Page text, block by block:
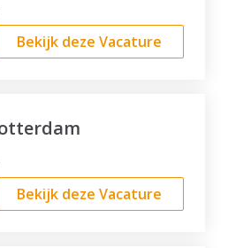
Bekijk deze Vacature
Bekijk deze Vacature